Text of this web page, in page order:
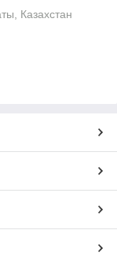
Казахстан